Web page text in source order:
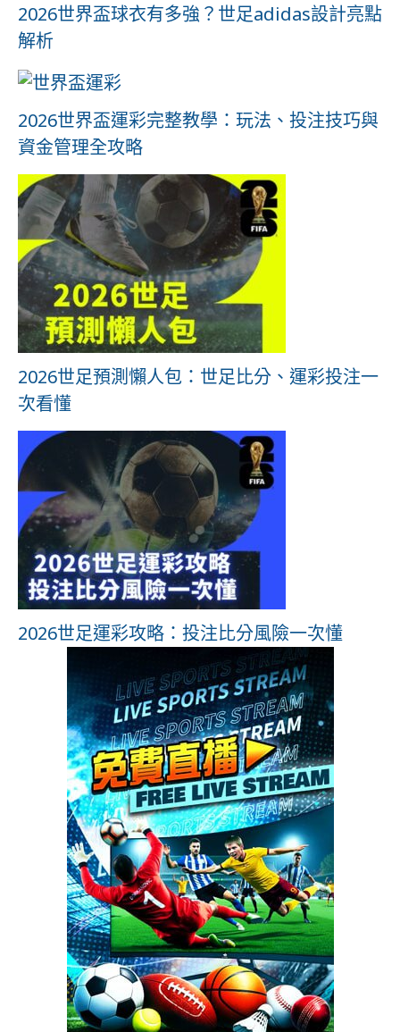
2026世界盃球衣有多強？世足adidas設計亮點
解析
2026世界盃運彩完整教學：玩法、投注技巧與
資金管理全攻略
2026世足預測懶人包：世足比分、運彩投注一
次看懂
2026世足運彩攻略：投注比分風險一次懂